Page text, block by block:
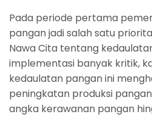
Pada periode pertama
pangan jadi salah satu
Nawa Cita tentang
implementasi banyak kritik,
kedaulatan pangan ini
peningkatan produksi
angka kerawanan pangan